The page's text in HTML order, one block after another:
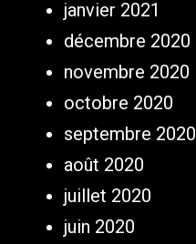
janvier 2021
décembre 2020
novembre 2020
octobre 2020
septembre 2020
août 2020
juillet 2020
juin 2020